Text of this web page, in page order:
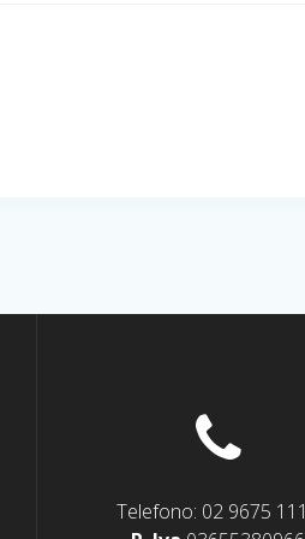
Telefono: 02 9675